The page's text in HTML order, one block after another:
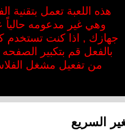
هذه اللعبة تعمل بتقنية
وهي غير مدعومه حالياً
جهازك , اذا كنت تستخدم
بالفعل قم بتكبير الصفحه
من تفعيل مشغل
السريع